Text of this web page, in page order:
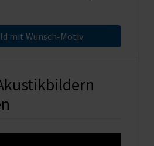
mit Wunsch-Motiv